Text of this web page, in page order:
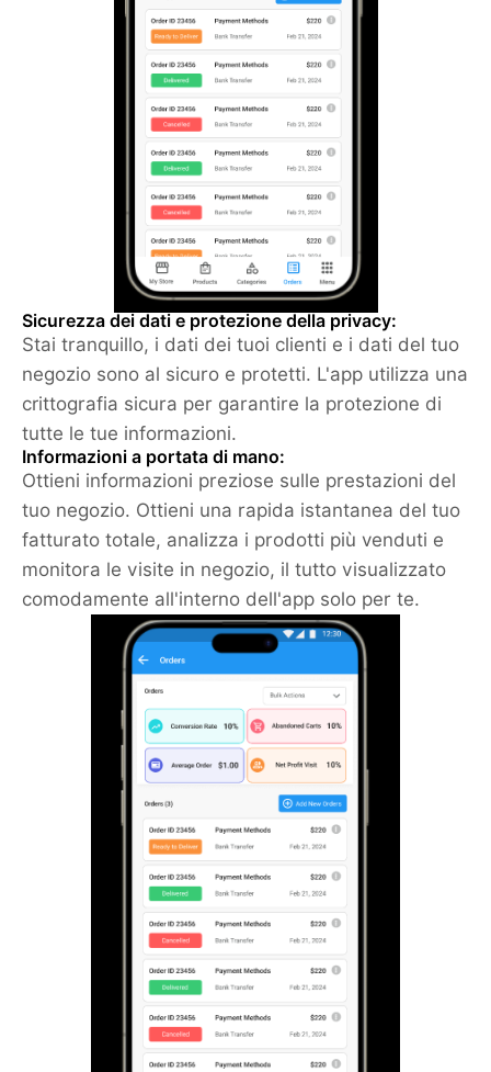
Sicurezza dei dati e protezione della privacy:
Stai tranquillo, i dati dei tuoi clienti e i dati del tuo
negozio sono al sicuro e protetti. L'app utilizza una
crittografia sicura per garantire la protezione di
tutte le tue informazioni.
Informazioni a portata di mano:
Ottieni informazioni preziose sulle prestazioni del
tuo negozio. Ottieni una rapida istantanea del tuo
fatturato totale, analizza i prodotti più venduti e
monitora le visite in negozio, il tutto visualizzato
comodamente all'interno dell'app solo per te.